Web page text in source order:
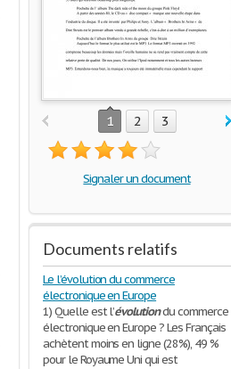
1 2 3
Signaler un document
Documents relatifs
Le l’évolution du commerce
électronique en Europe
1) Quelle est l’évolutiondu commerce
électronique en Europe ? Les Français
achètent moins en ligne (28%), 49 %
pour le Royaume Uni qui est